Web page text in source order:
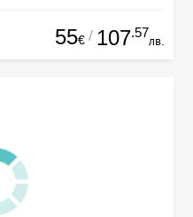
55€ / 107.57
лв.